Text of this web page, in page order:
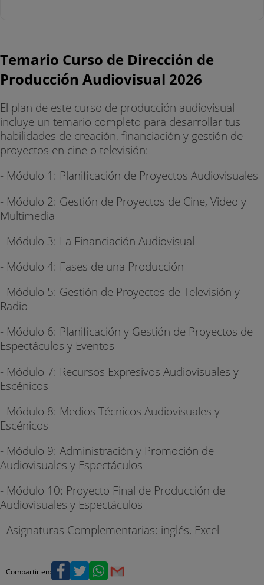
Temario Curso de Dirección de
Producción Audiovisual 2026
El plan de este curso de producción audiovisual
incluye un temario completo para desarrollar tus
habilidades de creación, financiación y gestión de
proyectos en cine o televisión:
- Módulo 1: Planificación de Proyectos Audiovisuales
- Módulo 2: Gestión de Proyectos de Cine, Video y
Multimedia
- Módulo 3: La Financiación Audiovisual
- Módulo 4: Fases de una Producción
- Módulo 5: Gestión de Proyectos de Televisión y
Radio
- Módulo 6: Planificación y Gestión de Proyectos de
Espectáculos y Eventos
- Módulo 7: Recursos Expresivos Audiovisuales y
Escénicos
- Módulo 8: Medios Técnicos Audiovisuales y
Escénicos
- Módulo 9: Administración y Promoción de
Audiovisuales y Espectáculos
- Módulo 10: Proyecto Final de Producción de
Audiovisuales y Espectáculos
- Asignaturas Complementarias: inglés, Excel
Compartir en: